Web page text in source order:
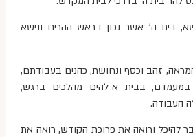
בית ה' אשר נכון בראש ההרים ונישא
זהב וכסף ונחושת, כהנים בעבודתם,
במעמדם, בבית א-להים מהלכים ברגש,
העבודה.
להיכל ורואה את פרוכת הקודש, רואה את